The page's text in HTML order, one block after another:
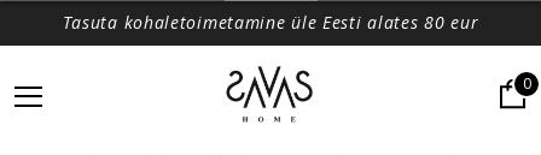
Tasuta kohaletoimetamine üle Eesti alates 80 eur
0